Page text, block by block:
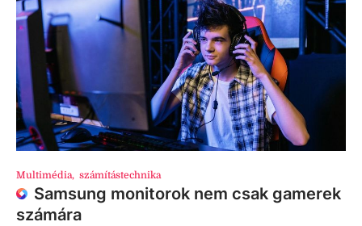
Multimédia, számítástechnika
Samsung monitorok nem csak gamerek
számára